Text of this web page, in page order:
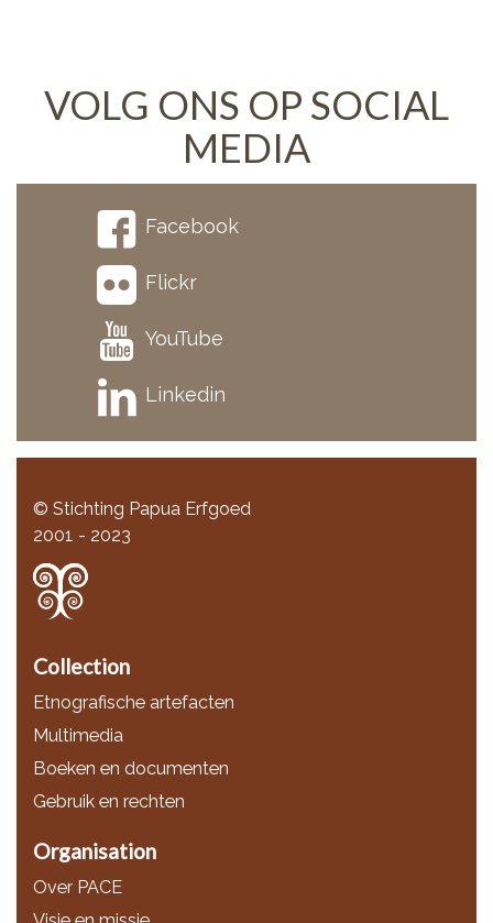
VOLG ONS OP SOCIAL
MEDIA
Facebook
Flickr
YouTube
Linkedin
© Stichting Papua Erfgoed
2001 - 2023
Collection
Etnografische artefacten
Multimedia
Boeken en documenten
Gebruik en rechten
Organisation
Over PACE